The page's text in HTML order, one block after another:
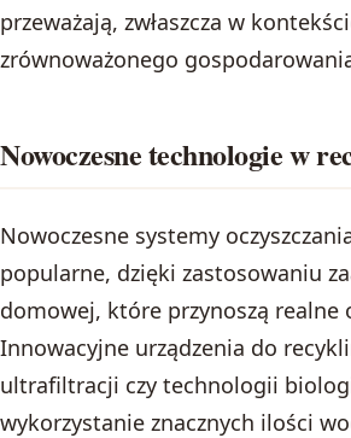
przeważają, zwłaszcza w
zrównoważonego
Nowoczesne technologie w
Nowoczesne systemy
popularne, dzięki zastosowaniu
domowej, które przynoszą realne
Innowacyjne urządzenia do
ultrafiltracji czy technologii
wykorzystanie znacznych ilości